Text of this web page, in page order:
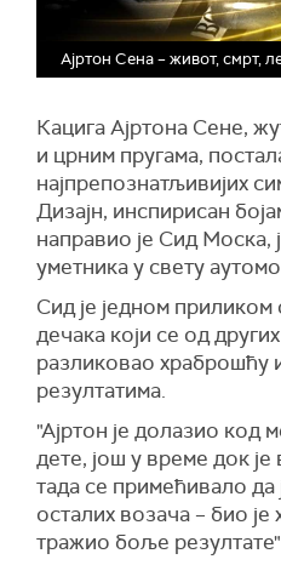
Ајртон Сена – живот, смрт,
Кацига Ајртона Сене,
и црним пругама,
најпрепознатљивијих
Дизајн, инспирисан
направио је Сид Моска,
уметника у свету
Сид је једном
дечака који се од
разликовао
резултатима.
"Ајртон је долазио код
дете, још у време док
тада се примећивало да
осталих возача – био је
тражио боље